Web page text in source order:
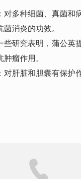
对多种细菌、真菌和
消炎的功效。
些研究表明，蒲公英
瘤作用。
对肝脏和胆囊有保护